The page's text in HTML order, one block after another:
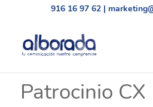
916 16 97 62 |
Patrocinio CX